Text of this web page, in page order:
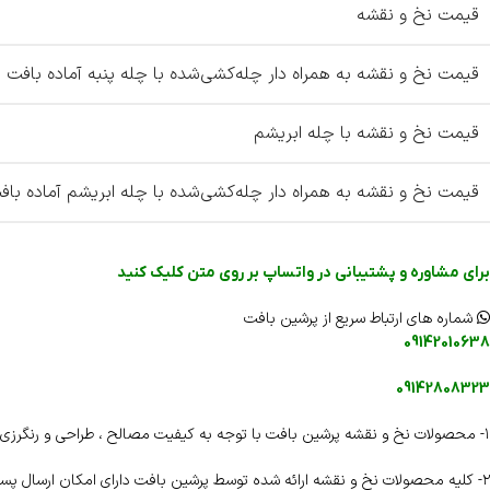
قیمت نخ و نقشه
قیمت نخ و نقشه به همراه دار چله‌کشی‌شده با چله پنبه آماده بافت
قیمت نخ و نقشه با چله ابریشم
قیمت نخ و نقشه به همراه دار چله‌کشی‌شده با چله ابریشم آماده
برای مشاوره و پشتیبانی در واتساپ بر روی متن کلیک کنید
شماره های ارتباط سریع از پرشین بافت
09142010638
09142808323
۱- محصولات نخ و نقشه پرشین بافت با توجه به کیفیت مصالح ، طراحی و رنگرزی دارای شناسنامه اختصاصی و هولوگرام اختصاصی می باشند .
۲- کلیه محصولات نخ و نقشه ارائه شده توسط پرشین بافت دارای امکان ارسال پستی رایگان به اقصی نقاط کشور را دارا می باشند .